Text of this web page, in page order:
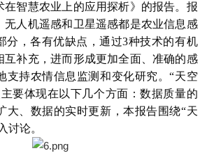
在智慧农业上的应用探析》的报告。报
无人机遥感和卫星遥感都是农业信息感
分，各有优缺点，通过3种技术的有机
互补充，进而形成更加全面、准确的感
支持农情信息监测和变化研究。“天空
要体现在以下几个方面：数据质量的
大、数据的实时更新，本报告围绕“天
讨论。